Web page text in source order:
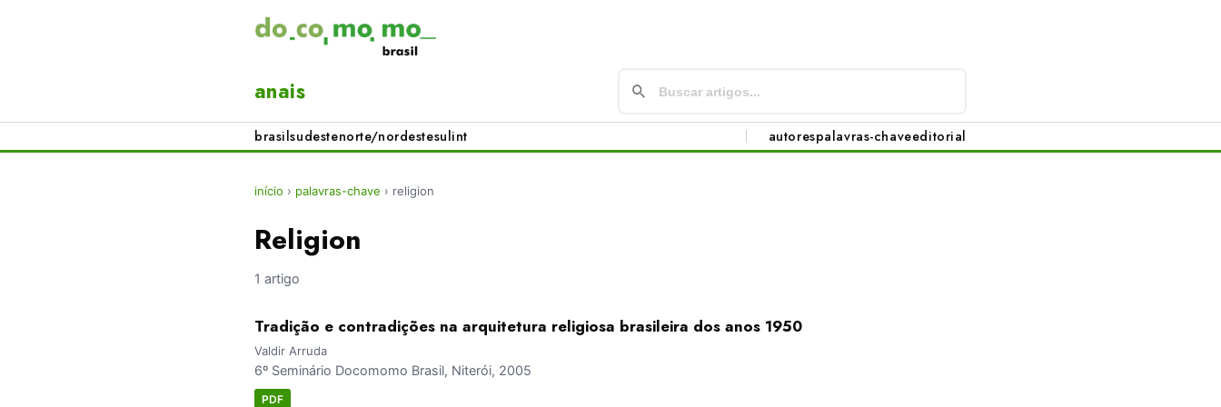
anais
brasilsudestenorte/nordestesulint autorespalavras-chaveeditorial
início › palavras-chave › religion
Religion
1 artigo
Tradição e contradições na arquitetura religiosa brasileira dos anos 1950
Valdir Arruda
6º Seminário Docomomo Brasil, Niterói, 2005
PDF